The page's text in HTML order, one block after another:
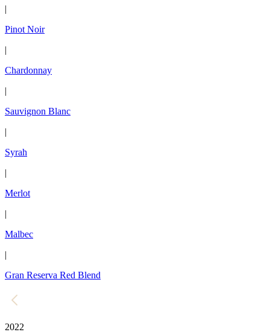
|
Pinot Noir
|
Chardonnay
|
Sauvignon Blanc
|
Syrah
|
Merlot
|
Malbec
|
Gran Reserva Red Blend
2022